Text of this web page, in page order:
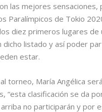
las mejores
Paralímpicos de Tokio
diez primeros lugares
listado y así poder
estar.
torneo, María Angélica
“esta clasificación se da
no participarán y por